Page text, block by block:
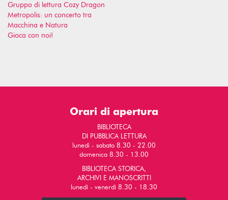
Gruppo di lettura Cozy Dragon
Metropolis: un concerto tra
Macchina e Natura
Gioca con noi!
Orari di apertura
BIBLIOTECA
DI PUBBLICA LETTURA
lunedì - sabato 8.30 - 22.00
domenica 8.30 - 13.00
BIBLIOTECA STORICA,
ARCHIVI E MANOSCRITTI
lunedì - venerdì 8.30 - 18.30